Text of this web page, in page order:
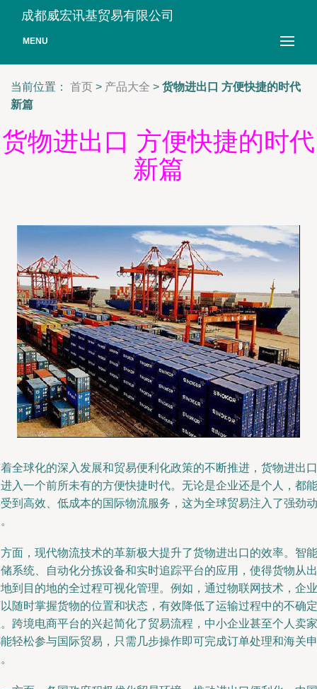
成都威宏讯基贸易有限公司
MENU
当前位置： 首页 > 产品大全 > 货物进出口 方便快捷的时代
新篇
货物进出口 方便快捷的时代
新篇
全球化的深入发展和贸易便利化政策的不断推进，货物进出口
入一个前所未有的方便快捷时代。无论是企业还是个人，都能
到高效、低成本的国际物流服务，这为全球贸易注入了强劲动
面，现代物流技术的革新极大提升了货物进出口的效率。智能
系统、自动化分拣设备和实时追踪平台的应用，使得货物从出
到目的地的全过程可视化管理。例如，通过物联网技术，企业
随时掌握货物的位置和状态，有效降低了运输过程中的不确定
跨境电商平台的兴起简化了贸易流程，中小企业甚至个人卖家
轻松参与国际贸易，只需几步操作即可完成订单处理和海关申